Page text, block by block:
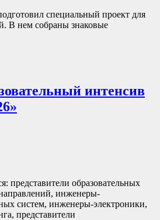
специальный проект для
В нем собраны знаковые
интенсив
представители образовательных
инженеры-
систем, инженеры-электроники,
представители